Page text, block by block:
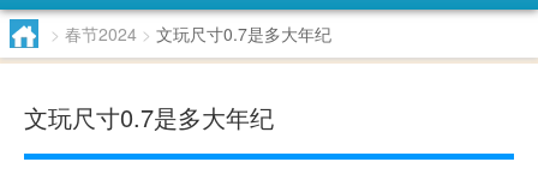
> 春节2024 > 文玩尺寸0.7是多大年纪
文玩尺寸0.7是多大年纪